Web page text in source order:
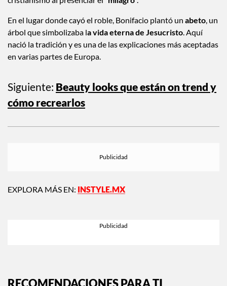
un fuerte viento sopló y derribó el roble
causar daño a Bonifacio ni a los presentes. Los germanos se
sorprendieron mucho por este evento y se convirtieron al
cristianismo al presenciar el “ milagro“.
En el lugar donde cayó el roble, Bonifacio plantó un
nació la tradición y es una de las explicaciones más aceptadas
en varias partes de Europa.
Siguiente:Beauty looks que están on trend y